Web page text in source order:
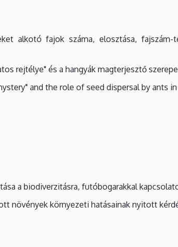
alkotó fajok száma, elosztása,
rejtélye" és a hangyák magterjesztő
and the role of seed dispersal by ants
a biodiverzitásra, futóbogarakkal
növények környezeti hatásainak nyitott